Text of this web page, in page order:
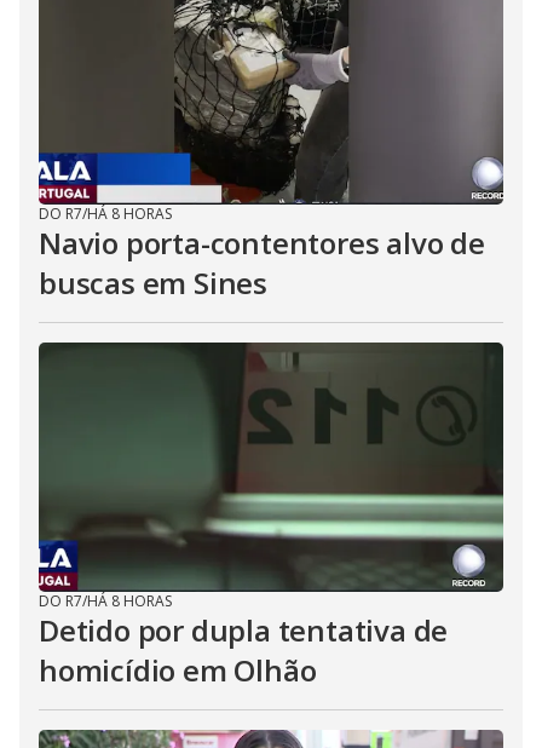
DO R7/HÁ 8 HORAS
Navio porta-contentores alvo de
buscas em Sines
DO R7/HÁ 8 HORAS
Detido por dupla tentativa de
homicídio em Olhão